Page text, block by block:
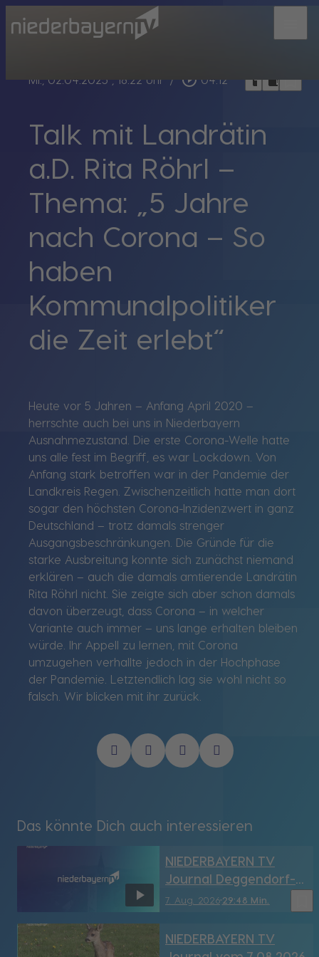
Mi., 02.04.2025 , 18:22 Uhr / play_circle_outline 04:12 headphoneschrome_reader_modebookmark_border
Talk mit Landrätin
a.D. Rita Röhrl –
Thema: „5 Jahre
nach Corona – So
haben
Kommunalpolitiker
die Zeit erlebt“
Heute vor 5 Jahren – Anfang April 2020 –
herrschte auch bei uns in Niederbayern
Ausnahmezustand. Die erste Corona-Welle hatte
uns alle fest im Begriff, es war Lockdown. Von
Anfang stark betroffen war in der Pandemie der
Landkreis Regen. Zwischenzeitlich hatte man dort
sogar den höchsten Corona-Inzidenzwert in ganz
Deutschland – trotz damals strenger
Ausgangsbeschränkungen. Die Gründe für die
starke Ausbreitung konnte sich zunächst niemand
erklären – auch die damals amtierende Landrätin
Rita Röhrl nicht. Sie zeigte sich aber schon damals
davon überzeugt, dass Corona – in welcher
Variante auch immer – uns lange erhalten bleiben
würde. Ihr Appell zu lernen, mit Corona
umzugehen verhallte jedoch in der Hochphase
der Pandemie. Letztendlich lag sie wohl nicht so
falsch. Wir blicken mit ihr zurück.
Das könnte Dich auch interessieren
7. Aug. 202629:48 Min.
NIEDERBAYERN TV
Journal Deggendorf-
Straubing vom
NIEDERBAYERN TV